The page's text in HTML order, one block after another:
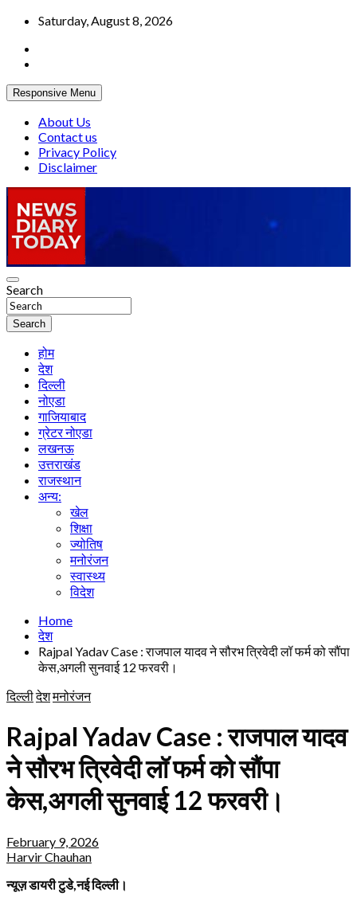
Skip
content
Saturday, August 8, 2026
Responsive Menu
About Us
Contact us
Privacy Policy
Disclaimer
News Diary Today
Truth be told
Search
Search
होम
देश
दिल्ली
नोएडा
गाजियाबाद
ग्रेटर नोएडा
लखनऊ
उत्तराखंड
राजस्थान
अन्य:
खेल
शिक्षा
ज्योतिष
मनोरंजन
स्वास्थ्य
विदेश
Home
देश
Rajpal Yadav Case : राजपाल यादव ने सौरभ त्रिवेदी लॉ फर्म को सौंपा
केस,अगली सुनवाई 12 फरवरी।
दिल्लीदेशमनोरंजन
Rajpal Yadav Case : राजपाल यादव
ने सौरभ त्रिवेदी लॉ फर्म को सौंपा
केस,अगली सुनवाई 12 फरवरी।
February 9, 2026
Harvir Chauhan
न्यूज़ डायरी टुडे,नई दिल्ली।